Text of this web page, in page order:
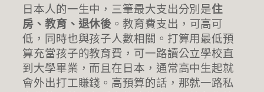
日本人的一生中，三筆最大支出分別是住
房、教育、退休後 。教育費支出，可高可
低，同時也與孩子人數相關。打算用最低預
算充當孩子的教育費，可一路讀公立學校直
到大學畢業，而且在日本，通常高中生起就
會外出打工賺錢。高預算的話，那就一路私